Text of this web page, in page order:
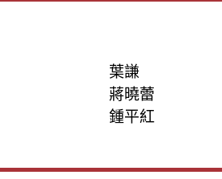
葉謙
蔣曉蕾
鍾平紅